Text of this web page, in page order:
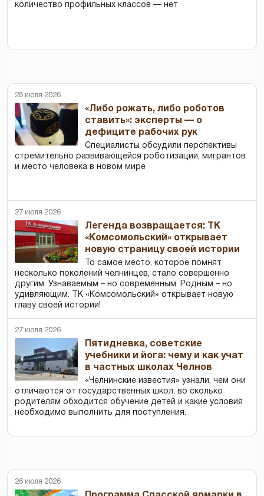
количество профильных классов — нет
28 июля 2026
«Либо рожать, либо роботов
ставить»: эксперты — о
дефиците рабочих рук
Специалисты обсудили перспективы
стремительно развивающейся роботизации, мигрантов
и место человека в новом мире
27 июля 2026
Легенда возвращается: ТК
«Комсомольский» открывает
новую страницу своей истории
То самое место, которое помнят
несколько поколений челнинцев, стало совершенно
другим. Узнаваемым – но современным. Родным – но
удивляющим. ТК «Комсомольский» открывает новую
главу своей истории!
27 июля 2026
Пятидневка, советские
учебники и йога: чему и как учат
в частных школах Челнов
«Челнинские известия» узнали, чем они
отличаются от государственных школ, во сколько
родителям обходится обучение детей и какие условия
необходимо выполнить для поступления.
26 июля 2026